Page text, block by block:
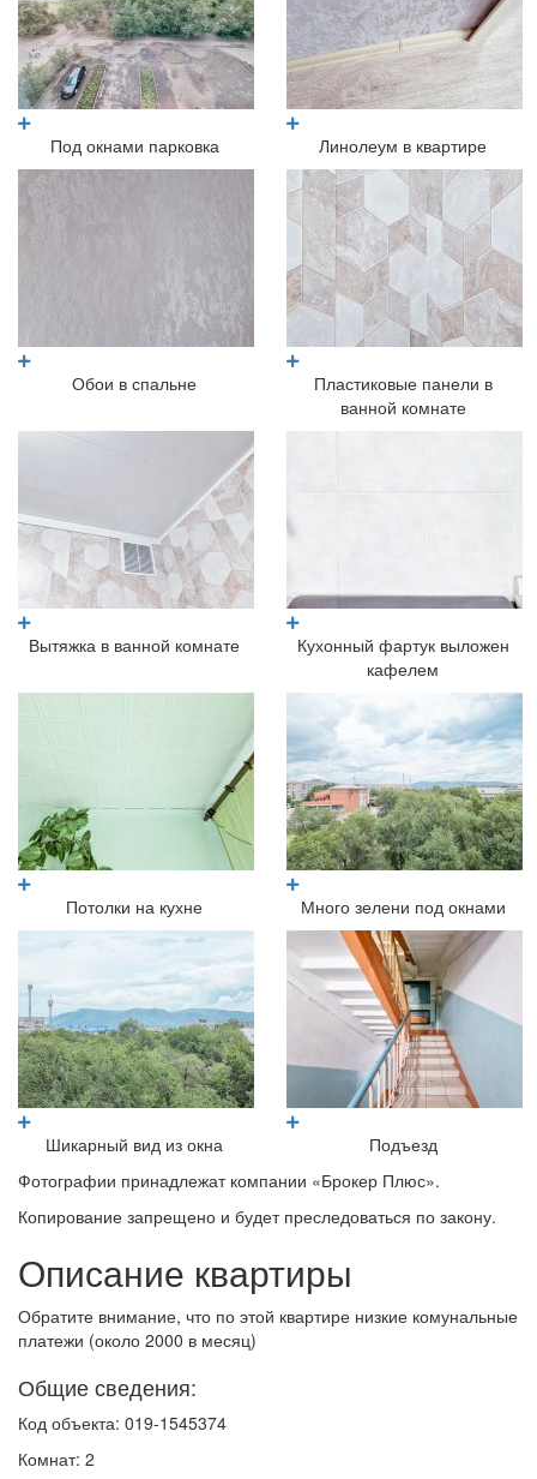
Под окнами парковка Линолеум в квартире
Обои в спальне
Пластиковые панели в
ванной комнате
Вытяжка в ванной комнате
Кухонный фартук выложен
кафелем
Потолки на кухне Много зелени под окнами
Шикарный вид из окна
Подъезд
Фотографии принадлежат компании «Брокер Плюс».
Копирование запрещено и будет преследоваться по закону.
Описание квартиры
Обратите внимание, что по этой квартире низкие комунальные
платежи (около 2000 в месяц)
Общие сведения:
Код объекта: 019-1545374
Комнат: 2